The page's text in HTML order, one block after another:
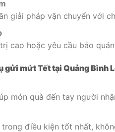
giải pháp vận chuyển với
cao hoặc yêu cầu bảo
gửi mứt Tết tại Quảng Bình
món quà đến tay người
điều kiện tốt nhất,